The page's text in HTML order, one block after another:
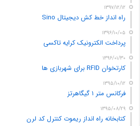
۱۳۹۷/۱۲/۱۲
راه انداز خط کش دیجیتال Sino
۱۳۹۶/۱۰/۰۵
پرداخت الکترونیک کرایه تاکسی
۱۳۹۶/۰۱/۳۰
کارتخوان RFID برای شهربازی ها
۱۳۹۵/۱۰/۱۲
فرکانس متر ۱ گیگاهرتز
۱۳۹۵/۰۸/۲۹
کتابخانه راه انداز ریموت کنترل کد لرن